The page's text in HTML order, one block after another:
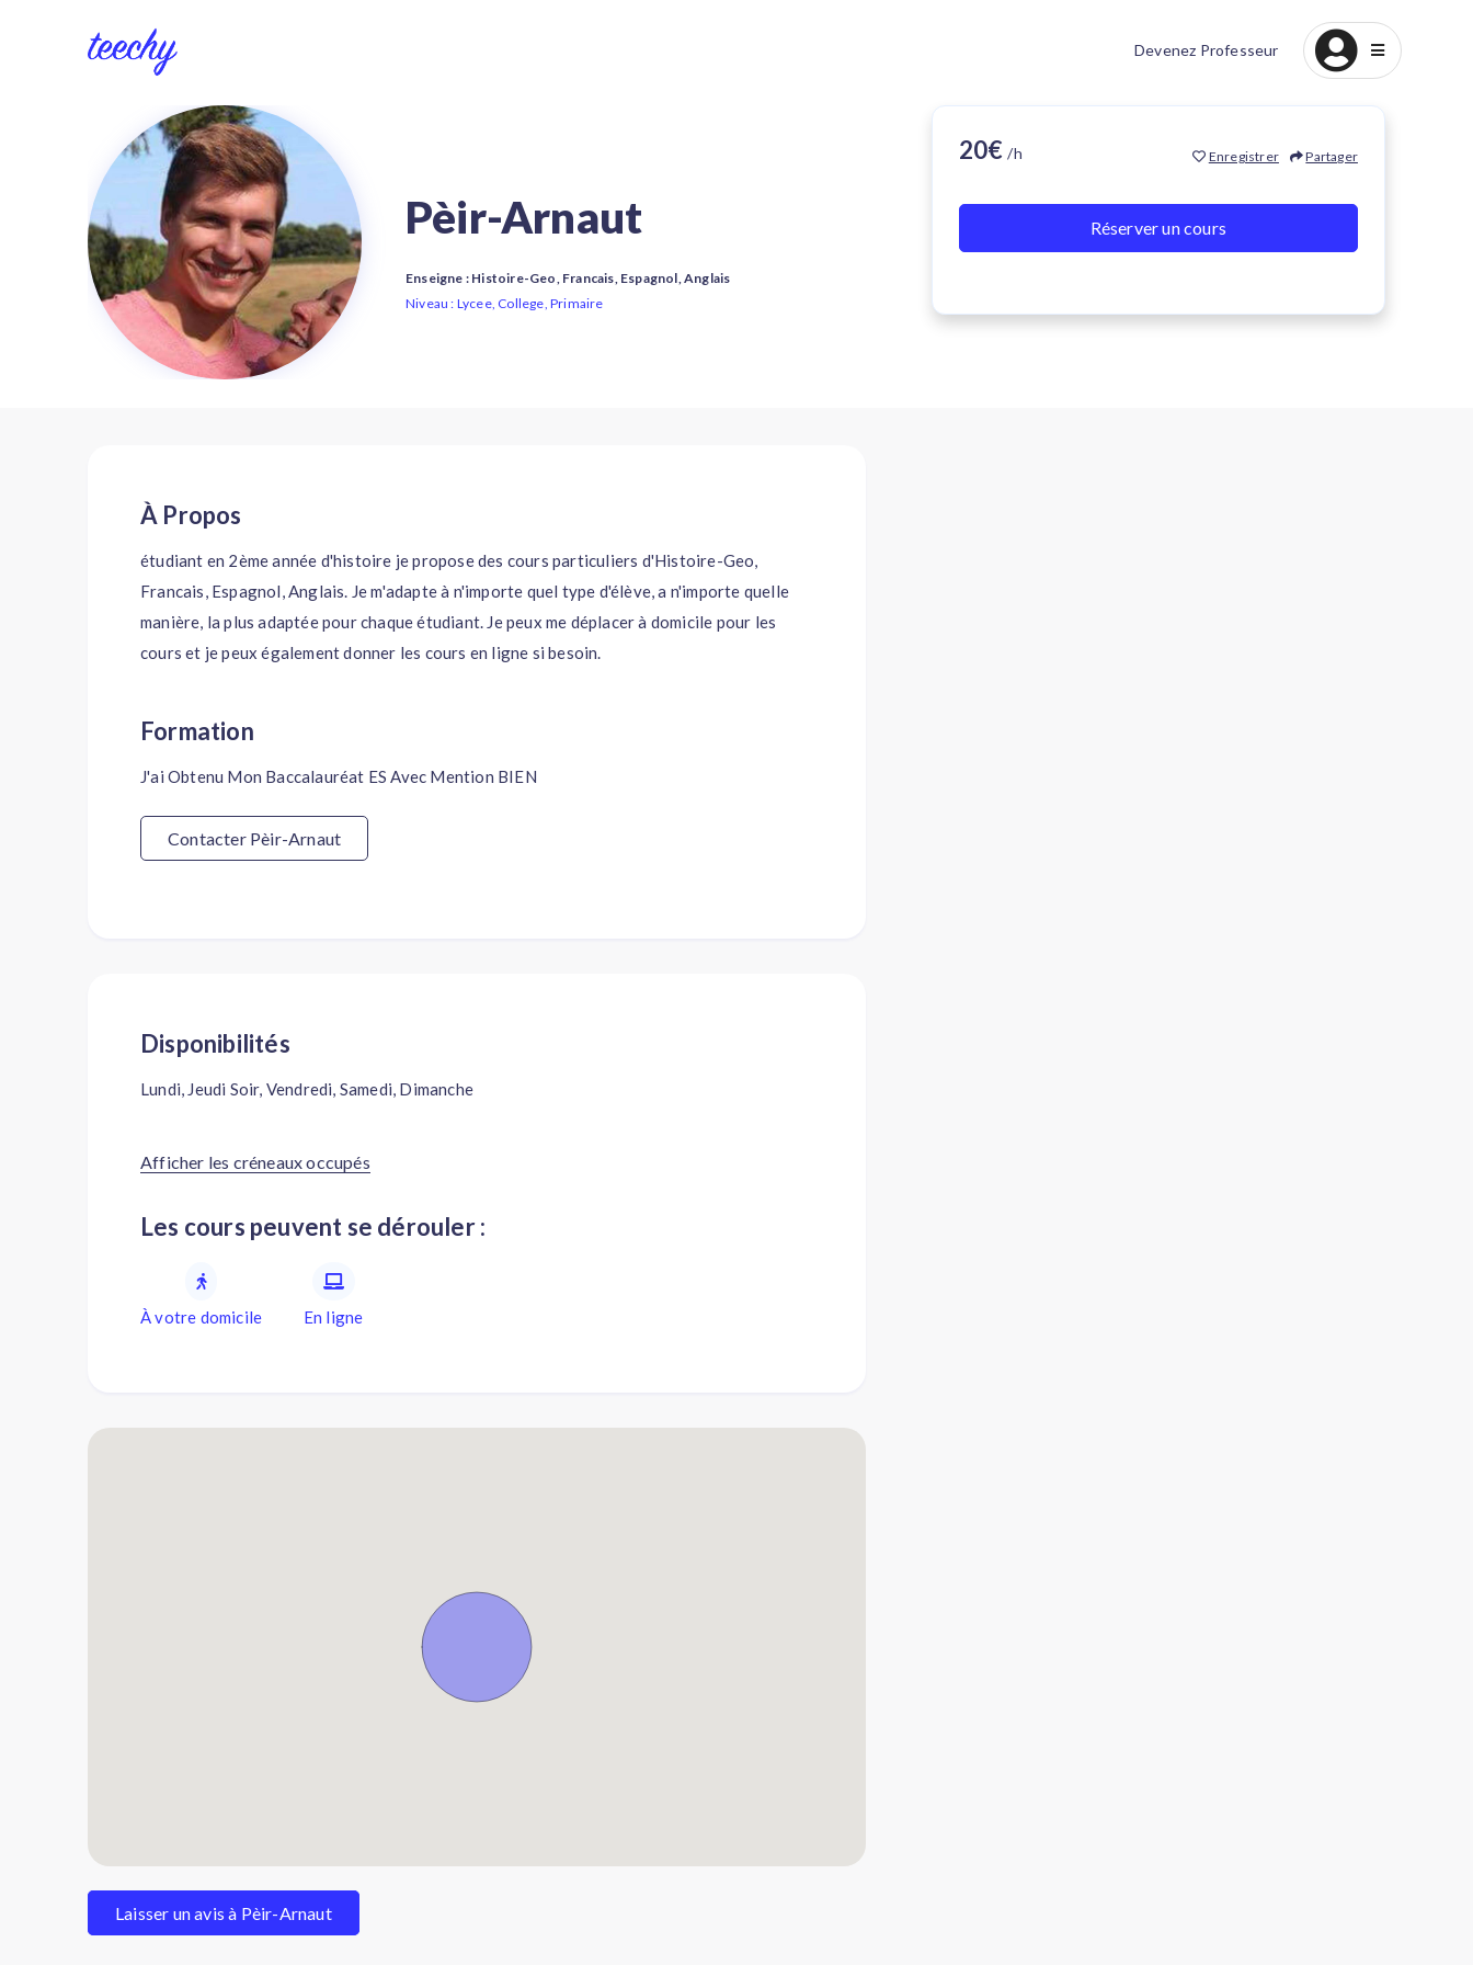
Devenez Professeur
Pèir-Arnaut
Enseigne : Histoire-Geo, Francais, Espagnol, Anglais
Niveau : Lycee, College, Primaire
À Propos
étudiant en 2ème année d'histoire je propose des cours particuliers d'Histoire-Geo,
Francais, Espagnol, Anglais. Je m'adapte à n'importe quel type d'élève, a n'importe quelle
manière, la plus adaptée pour chaque étudiant. Je peux me déplacer à domicile pour les
cours et je peux également donner les cours en ligne si besoin.
Formation
J'ai Obtenu Mon Baccalauréat ES Avec Mention BIEN
Contacter Pèir-Arnaut
Disponibilités
Lundi, Jeudi Soir, Vendredi, Samedi, Dimanche
Afficher les créneaux occupés
Les cours peuvent se dérouler :
À votre domicile En ligne
Laisser un avis à Pèir-Arnaut
20€/h Enregistrer Partager
Réserver un cours